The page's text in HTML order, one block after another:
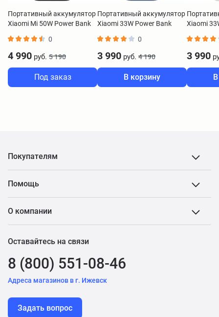
Портативный аккумулятор
Xiaomi Mi 50W Power Bank
BHR5121GL 0
4 990 руб. 5 190
Под заказ
Портативный аккумулятор
Xiaomi 33W Power Bank
синий BHR5785GL
0
3 990 руб. 4 190
В корзину
Xiaomi
белый
3 990
Покупателям
Помощь
О компании
Оставайтесь на связи
8 (800) 551-08-46
Адреса магазинов в г. Ижевск
Задать вопрос